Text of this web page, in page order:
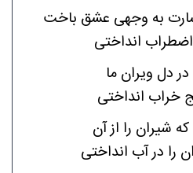
به وجهی عشق باخت
اضطراب انداختی
در دل ویران ما
خراب انداختی
که شیران را ازآن
را درآب انداختی